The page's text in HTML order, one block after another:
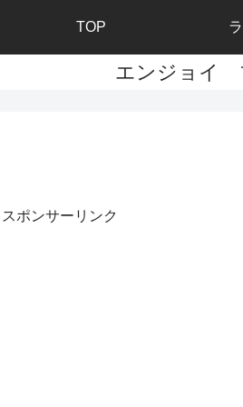
エンジョイ
TOP
スポンサーリンク